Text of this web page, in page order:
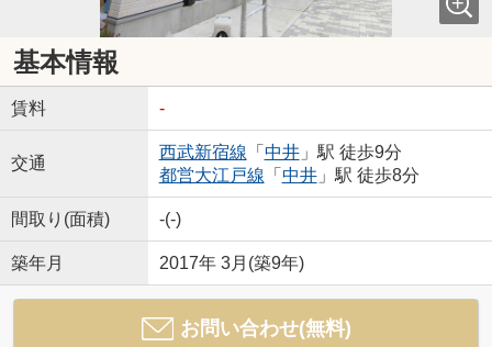
基本情報
賃料 -
交通
西武新宿線 「 中井」駅 徒歩9分
都営大江戸線 「 中井」駅 徒歩8分
間取り(面積) -(-)
築年月 2017年 3月(築9年)
お問い合わせ(無料)